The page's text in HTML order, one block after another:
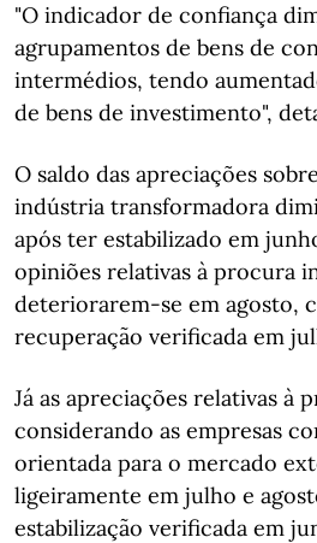
"O indicador de confiança
agrupamentos de bens de
intermédios, tendo
de bens de investimento",
O saldo das apreciações
indústria transformadora
após ter estabilizado em
opiniões relativas à procura
deteriorarem-se em agosto,
recuperação verificada em
Já as apreciações relativas à
considerando as empresas
orientada para o mercado
ligeiramente em julho e
estabilização verificada em